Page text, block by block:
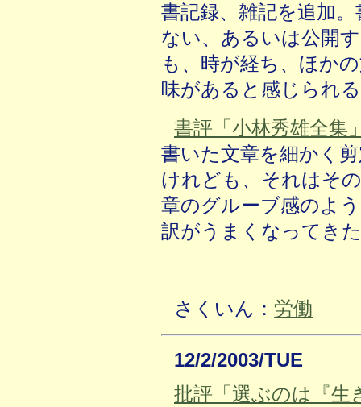
書記録、雑記を追加
ない、あるいは公開
も、時が経ち、ほか
味があると感じられ
書評「小林秀雄全集
書いた文章を細かく
けれども、それはそ
章のグルーブ感のよ
訳がうまくなってき
さくいん： 労働
12/2/2003/TUE
批評「選ぶのは『生